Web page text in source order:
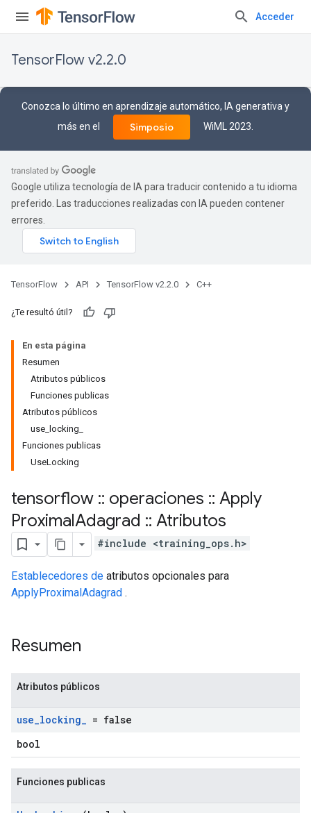
Acceder
TensorFlow v2.2.0
Conozca lo último en aprendizaje automático, IA generativa y
más en el
Simposio WiML 2023.
Google utiliza tecnología de IA para traducir contenido a tu idioma
preferido. Las traducciones realizadas con IA pueden contener
errores.
TensorFlow API TensorFlow v2.2.0 C++
¿Te resultó útil?
En esta página
Resumen
Atributos públicos
Funciones publicas
Atributos públicos
use_locking_
Funciones publicas
UseLocking
tensorflow :: operaciones :: Apply
ProximalAdagrad :: Atributos
#include <training_ops.h>
Establecedores de atributos opcionales para
ApplyProximalAdagrad .
Resumen
Atributos públicos
use_locking_ = false
bool
Funciones publicas